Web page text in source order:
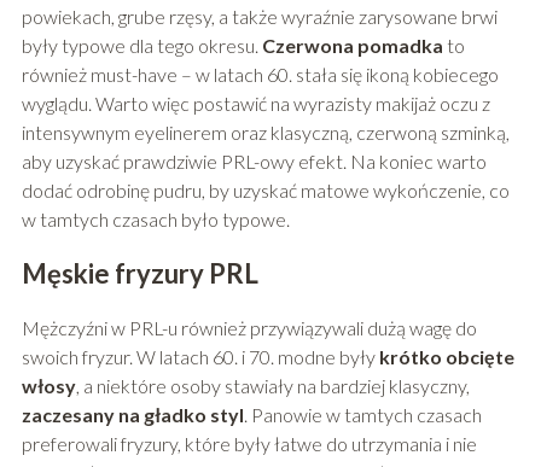
powiekach, grube rzęsy, a także wyraźnie zarysowane brwi
były typowe dla tego okresu. Czerwona pomadka to
również must-have – w latach 60. stała się ikoną kobiecego
wyglądu. Warto więc postawić na wyrazisty makijaż oczu z
intensywnym eyelinerem oraz klasyczną, czerwoną szminką,
aby uzyskać prawdziwie PRL-owy efekt. Na koniec warto
dodać odrobinę pudru, by uzyskać matowe wykończenie, co
w tamtych czasach było typowe.
Męskie fryzury PRL
Mężczyźni w PRL-u również przywiązywali dużą wagę do
swoich fryzur. W latach 60. i 70. modne były krótko obcięte
włosy, a niektóre osoby stawiały na bardziej klasyczny,
zaczesany na gładko styl. Panowie w tamtych czasach
preferowali fryzury, które były łatwe do utrzymania i nie